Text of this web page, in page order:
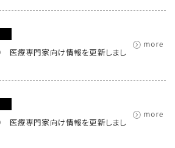
医療専門家向け情報を更新しまし
医療専門家向け情報を更新しまし